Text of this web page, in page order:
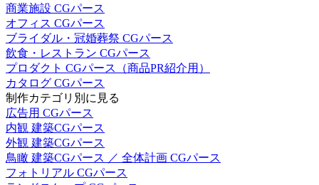
商業施設 CGパース
オフィス CGパース
ブライダル・冠婚葬祭 CGパース
飲食・レストラン CGパース
プロダクト CGパース（商品PR紹介用）
カタログ CGパース
制作カテゴリ別に見る
広告用 CGパース
内観 建築CGパース
外観 建築CGパース
鳥瞰 建築CGパース ／ 全体計画 CGパース
フォトリアル CGパース